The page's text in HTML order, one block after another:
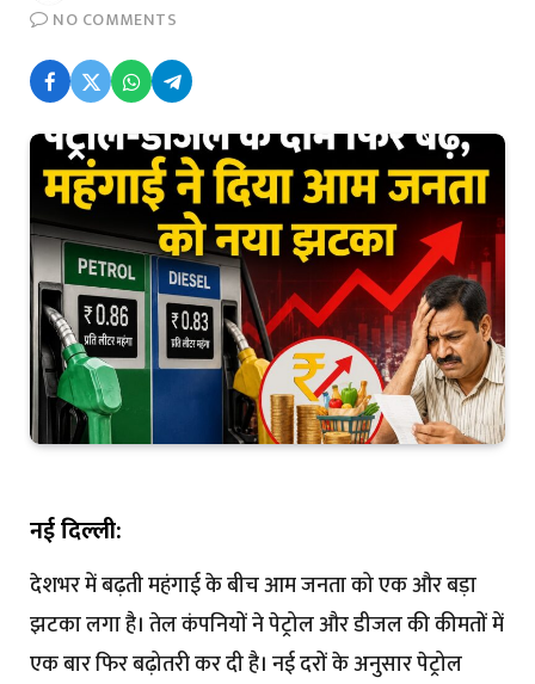
NO COMMENTS
नई दिल्ली:
देशभर में बढ़ती महंगाई के बीच आम जनता को एक और बड़ा
झटका लगा है। तेल कंपनियों ने पेट्रोल और डीजल की कीमतों में
एक बार फिर बढ़ोतरी कर दी है। नई दरों के अनुसार पेट्रोल